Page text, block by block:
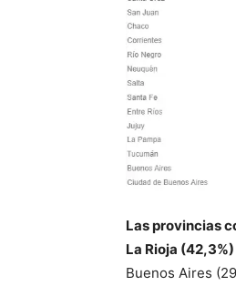
Las provincias
La Rioja
Buenos Aires